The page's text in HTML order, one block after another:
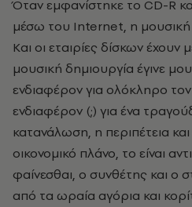
Όταν εμφανίστηκε το CD-R
μέσω του Internet, η
Kαι οι εταιρίες δίσκων έχουν
μουσική δημιουργία έγινε
ενδιαφέρον για ολόκληρο
ενδιαφέρον (;) για ένα
κατανάλωση, η περιπέτεια
οικονομικό πλάνο, το είναι
φαίνεσθαι, ο συνθέτης και ο
από τα ωραία αγόρια και